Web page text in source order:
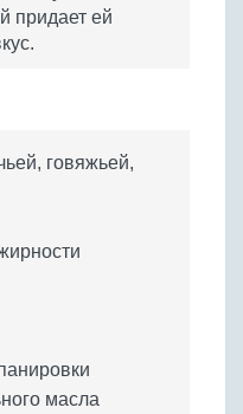
придает ей
говяжьей,
масла